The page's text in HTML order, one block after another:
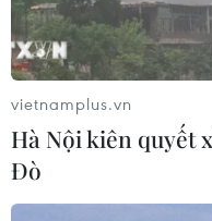
#Khu kinh tế Hải Phòng
vietnamplus.vn
Hà Nội kiên quyết
Đò